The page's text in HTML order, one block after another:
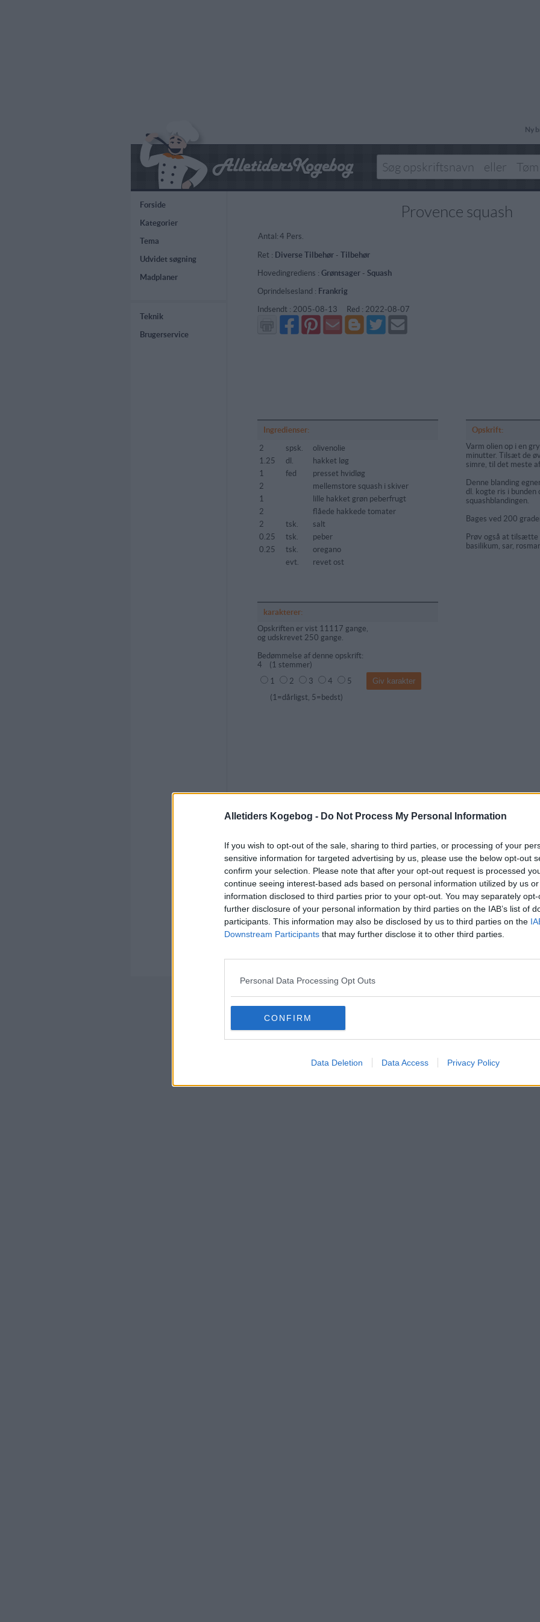
Alletiders Kogebog - Do Not Process My Personal Information
If you wish to opt-out of the sale, sharing to third parties, or processing of your
sensitive information for targeted advertising by us, please use the below opt-out
confirm your selection. Please note that after your opt-out request is processed
continue seeing interest-based ads based on personal information utilized by us
information disclosed to third parties prior to your opt-out. You may separately
further disclosure of your personal information by third parties on the IAB’s list of
participants. This information may also be disclosed by us to third parties on the
Downstream Participants that may further disclose it to other third parties.
Personal Data Processing Opt Outs
CONFIRM
Data Deletion Data Access Privacy Policy
Ny
Forside
Kategorier
Tema
Udvidet søgning
Madplaner
Teknik
Brugerservice
Provence squash
Antal: 4 Pers.
Ret : Diverse Tilbehør- Tilbehør
Hovedingrediens : Grøntsager- Squash
Oprindelsesland : Frankrig
Indsendt : 2005-08-13 Red : 2022-08-07
Del
på
Facebook
Del
på
Pinterest
Send
via
GMail
Del
på
Blogger
Del
på
Twitter
Send
mail
Ingredienser:
2
spsk.
olivenolie
1.25
dl.
hakket løg
1
fed
presset hvidløg
2
mellemstore squash i skiver
1
lille hakket grøn peberfrugt
2
flåede hakkede tomater
2
tsk.
salt
0.25
tsk.
peber
0.25
tsk.
oregano
evt.
revet ost
Opskrift:
Varm olien op i en
minutter. Tilsæt de
simre, til det meste
Denne blanding
dl. kogte ris i bunden
squashblandingen.
Bages ved 200
Prøv også at
basilikum, sar,
karakterer:
Opskriften er vist 11117 gange,
og udskrevet 250 gange.
Bedømmelse af denne opskrift:
4 ( 1 stemmer)
1
2 3 4
5
(1=dårligst, 5=bedst)
Kommentar fra:
Kommentar:
Kommentaren skal godkendes før den bliver synlig
Kommentarer
Der er ikke tilføjet nogen kommentar til denne opskrift endnu
Privatlivspolitik Copyright © Alletiders